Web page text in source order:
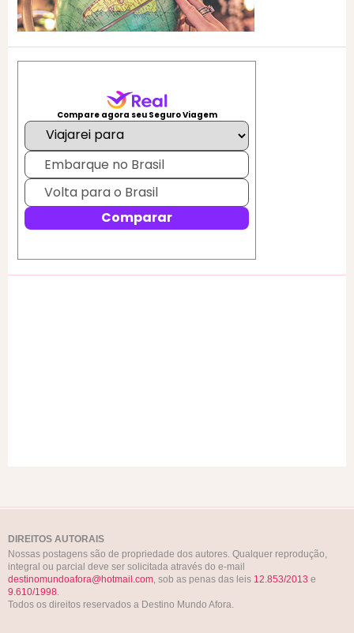
DIREITOS AUTORAIS
Nossas postagens são de propriedade dos autores. Qualquer reprodução,
integral ou parcial deve ser solicitada através do e-mail
destinomundoafora@hotmail.com, sob as penas das leis 12.853/2013 e
9.610/1998.
Todos os direitos reservados a Destino Mundo Afora.